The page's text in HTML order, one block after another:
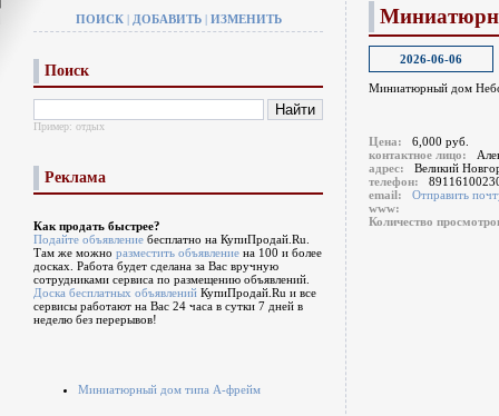
ПОИСК| ДОБАВИТЬ| ИЗМЕНИТЬ
Поиск
Пример: отдых
Реклама
Как продать быстрее?
Подайте объявление бесплатно на КупиПродай.Ru.
Там же можно разместить объявление на 100 и более
досках. Работа будет сделана за Вас вручную
сотрудниками сервиса по размещению объявлений.
Доска бесплатных объявлений КупиПродай.Ru и все
сервисы работают на Вас 24 часа в сутки 7 дней в
неделю без перерывов!
Миниатюрный дом типа А-фрейм
2026-06-06
Миниатюрный дом
Цена:
6,000 руб.
контактное лицо:
адрес:
Великий
телефон:
email:
Отправить
www:
Количество